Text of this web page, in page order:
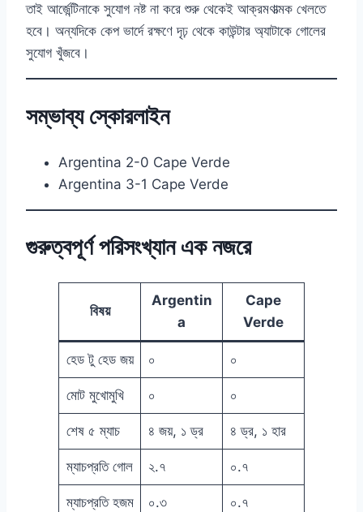
তাই আর্জেন্টিনাকে সুযোগ নষ্ট না করে শুরু থেকেই আক্রমণাত্মক খেলতে
হবে। অন্যদিকে কেপ ভার্দে রক্ষণে দৃঢ় থেকে কাউন্টার অ্যাটাকে গোলের
সুযোগ খুঁজবে।
সম্ভাব্য স্কোরলাইন
Argentina 2-0 Cape Verde
Argentina 3-1 Cape Verde
গুরুত্বপূর্ণ পরিসংখ্যান এক নজরে
বিষয়
Argentin
a
Cape
Verde
হেড টু হেড জয় ০ ০
মোট মুখোমুখি ০ ০
শেষ ৫ ম্যাচ ৪ জয়, ১ ড্র ৪ ড্র, ১ হার
ম্যাচপ্রতি গোল ২.৭ ০.৭
ম্যাচপ্রতি হজম ০.৩ ০.৭